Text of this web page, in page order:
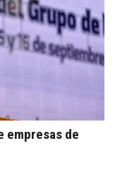
empresas de